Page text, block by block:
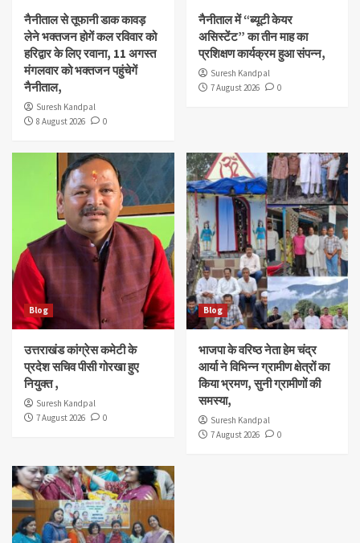
नैनीताल से तूफानी डाक कावड़
लेने भक्तजन होगें कल रविवार को
हरिद्वार के लिए रवाना, 11 अगस्त
मंगलवार को भक्तजन पहुंचेगें
नैनीताल,
Suresh Kandpal
8 August 2026
0
नैनीताल में “ब्यूटी केयर
असिस्टेंट” का तीन माह का
प्रशिक्षण कार्यक्रम हुआ संपन्न,
Suresh Kandpal
7 August 2026
0
Blog
उत्तराखंड कांग्रेस कमेटी के
प्रदेश सचिव पीसी गोरखा हुए
नियुक्त ,
Suresh Kandpal
7 August 2026
0
Blog
भाजपा के वरिष्ठ नेता हेम चंद्र
आर्या ने विभिन्न ग्रामीण क्षेत्रों का
किया भ्रमण, सुनी ग्रामीणों की
समस्या,
Suresh Kandpal
7 August 2026
0